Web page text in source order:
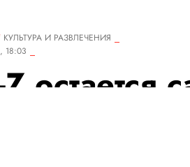
КУЛЬТУРА И РАЗВЛЕЧЕНИЯ
18:03
Z остается